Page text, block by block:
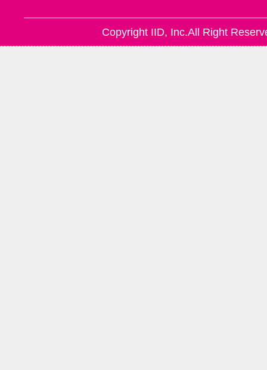
Copyright IID, Inc.All Right